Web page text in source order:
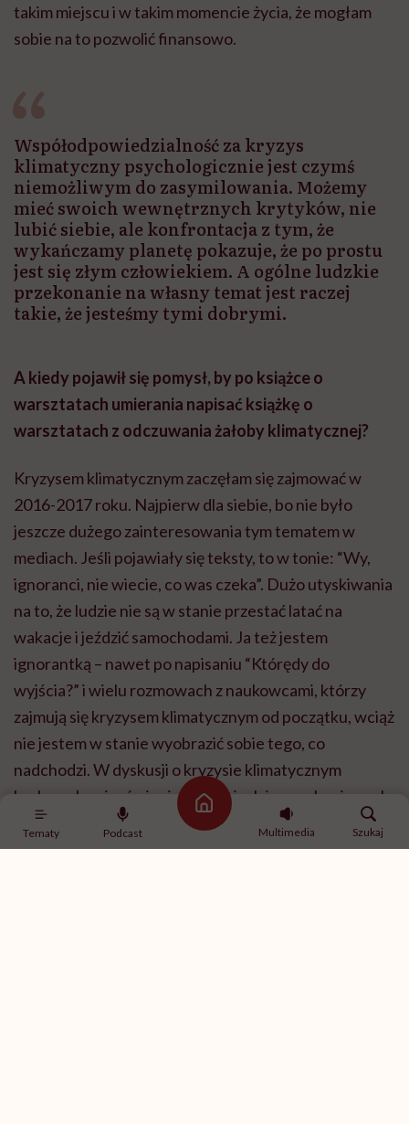
Tematy Podcast
Strona główna
Multimedia
Szukaj
takim miejscu i w takim momencie życia, że mogłam
sobie na to pozwolić finansowo.
Współodpowiedzialność za kryzys
klimatyczny psychologicznie jest czymś
niemożliwym do zasymilowania. Możemy
mieć swoich wewnętrznych krytyków, nie
lubić siebie, ale konfrontacja z tym, że
wykańczamy planetę pokazuje, że po prostu
jest się złym człowiekiem. A ogólne ludzkie
przekonanie na własny temat jest raczej
takie, że jesteśmy tymi dobrymi.
A kiedy pojawił się pomysł, by po książce o
warsztatach umierania napisać książkę o
warsztatach z odczuwania żałoby klimatycznej?
Kryzysem klimatycznym zaczęłam się zajmować w
2016-2017 roku. Najpierw dla siebie, bo nie było
jeszcze dużego zainteresowania tym tematem w
mediach. Jeśli pojawiały się teksty, to w tonie: “Wy,
ignoranci, nie wiecie, co was czeka”. Dużo utyskiwania
na to, że ludzie nie są w stanie przestać latać na
wakacje i jeździć samochodami. Ja też jestem
ignorantką – nawet po napisaniu “Którędy do
wyjścia?” i wielu rozmowach z naukowcami, którzy
zajmują się kryzysem klimatycznym od początku, wciąż
nie jestem w stanie wyobrazić sobie tego, co
nadchodzi. W dyskusji o kryzysie klimatycznym
brakowało mi mówienia o emocjach i o mechanizmach,
które towarzyszą konfrontacji z trudną prawdą.